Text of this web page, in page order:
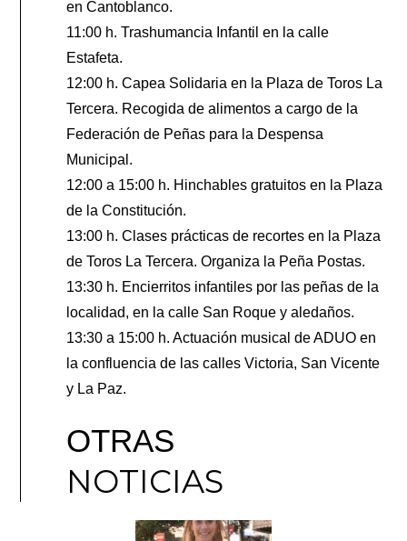
en Cantoblanco.
11:00 h. Trashumancia Infantil en la calle
Estafeta.
12:00 h. Capea Solidaria en la Plaza de Toros La
Tercera. Recogida de alimentos a cargo de la
Federación de Peñas para la Despensa
Municipal.
12:00 a 15:00 h. Hinchables gratuitos en la Plaza
de la Constitución.
13:00 h. Clases prácticas de recortes en la Plaza
de Toros La Tercera. Organiza la Peña Postas.
13:30 h. Encierritos infantiles por las peñas de la
localidad, en la calle San Roque y aledaños.
13:30 a 15:00 h. Actuación musical de ADUO en
la confluencia de las calles Victoria, San Vicente
y La Paz.
OTRAS
NOTICIAS